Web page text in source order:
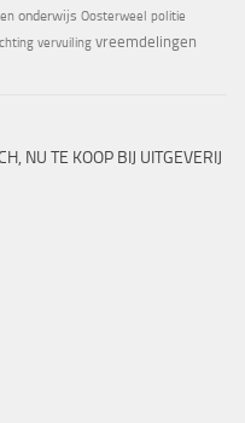
onderwijs Oosterweel politie
vervuiling vreemdelingen
NU TE KOOP BIJ UITGEVERIJ